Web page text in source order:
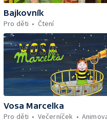
Bajkovník
Pro děti
Čtení
Vosa Marcelka
Pro děti
Večerníček